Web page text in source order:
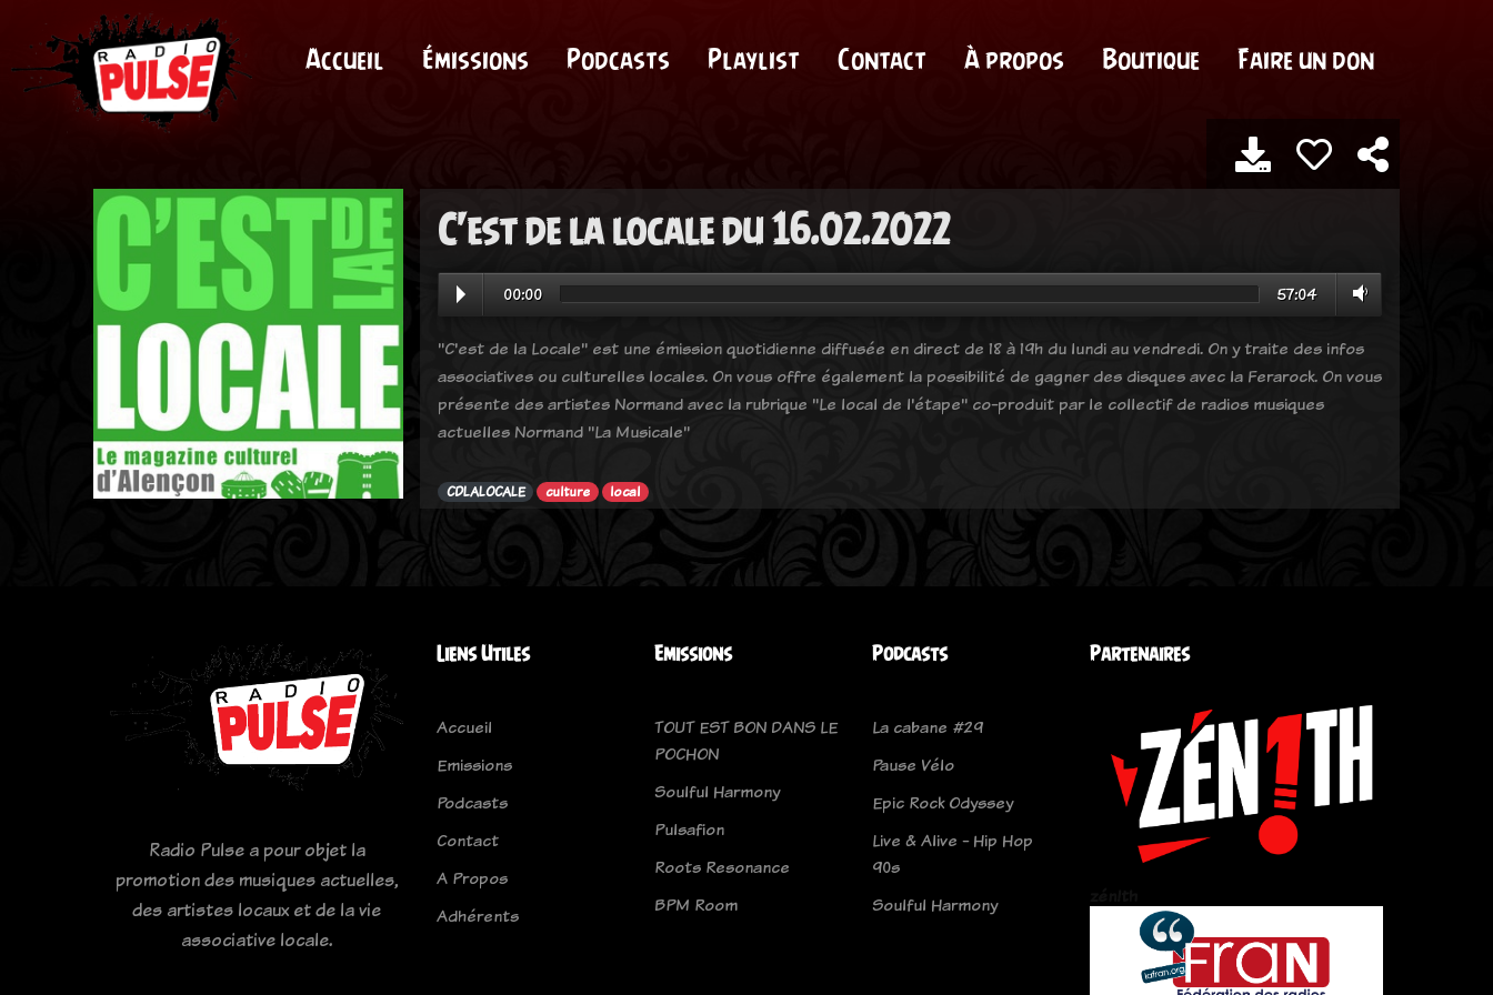
Accueil Émissions Podcasts Playlist Contact À propos Boutique Faire un don
C'est de la locale du 16.02.2022
00:00 57:04
"C'est de la Locale" est une émission quotidienne diffusée en direct de 18 à 19h du lundi au vendredi. On y traite des infos
associatives ou culturelles locales. On vous offre également la possibilité de gagner des disques avec la Ferarock. On vous
présente des artistes Normand avec la rubrique "Le local de l'étape" co-produit par le collectif de radios musiques
actuelles Normand "La Musicale"
CDLALOCALE culture local
Radio Pulse a pour objet la
promotion des musiques actuelles,
des artistes locaux et de la vie
associative locale.
Liens Utiles
Accueil
Emissions
Podcasts
Contact
A Propos
Adhérents
Emissions
TOUT EST BON DANS LE
POCHON
Soulful Harmony
Pulsafion
Roots Resonance
BPM Room
Podcasts
La cabane #29
Pause Vélo
Epic Rock Odyssey
Live & Alive - Hip Hop
90s
Soulful Harmony
Partenaires